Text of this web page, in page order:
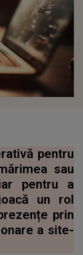
pentru
sau
pentru a
un rol
prin
a site-